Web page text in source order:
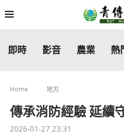
即時 影音 農業 熱
Home 地方
傳承消防經驗 延續
2026-01-27 23:31